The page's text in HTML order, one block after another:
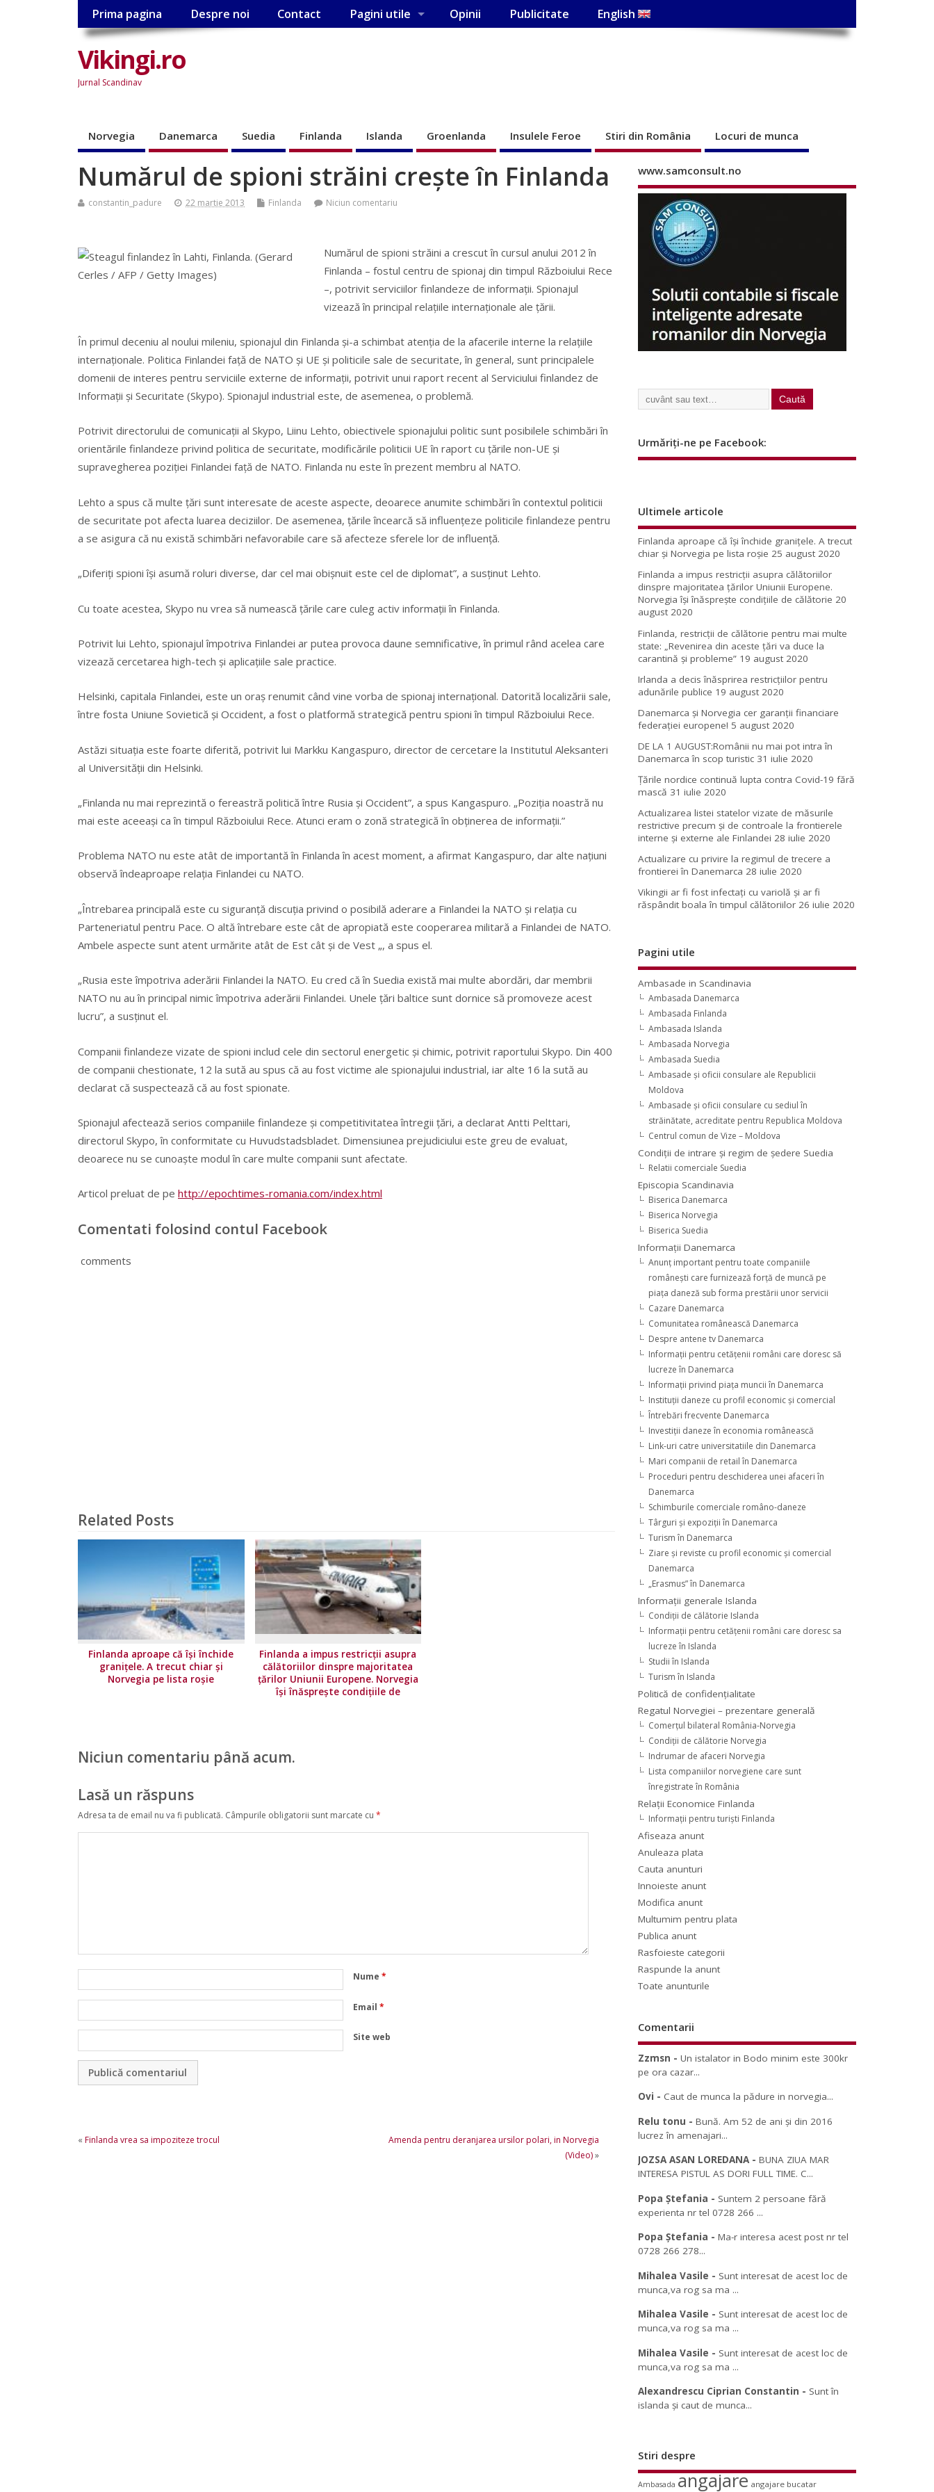
Prima pagina Despre noi Contact Pagini utile Opinii Publicitate English
Vikingi.ro
Jurnal Scandinav
Norvegia Danemarca Suedia Finlanda Islanda Groenlanda Insulele Feroe Stiri din România Locuri de munca
Numărul de spioni străini creşte în Finlanda
constantin_padure 22 martie 2013 Finlanda Niciun comentariu
Numărul de spioni străini a crescut în cursul anului 2012 în
Finlanda – fostul centru de spionaj din timpul Războiului Rece
–, potrivit serviciilor finlandeze de informaţii. Spionajul
vizează în principal relaţiile internaţionale ale ţării.
În primul deceniu al noului mileniu, spionajul din Finlanda şi-a schimbat atenţia de la afacerile interne la relaţiile
internaţionale. Politica Finlandei faţă de NATO şi UE şi politicile sale de securitate, în general, sunt principalele
domenii de interes pentru serviciile externe de informaţii, potrivit unui raport recent al Serviciului finlandez de
Informaţii şi Securitate (Skypo). Spionajul industrial este, de asemenea, o problemă.
Potrivit directorului de comunicaţii al Skypo, Liinu Lehto, obiectivele spionajului politic sunt posibilele schimbări în
orientările finlandeze privind politica de securitate, modificările politicii UE în raport cu ţările non-UE şi
supravegherea poziţiei Finlandei faţă de NATO. Finlanda nu este în prezent membru al NATO.
Lehto a spus că multe ţări sunt interesate de aceste aspecte, deoarece anumite schimbări în contextul politicii
de securitate pot afecta luarea deciziilor. De asemenea, ţările încearcă să influenţeze politicile finlandeze pentru
a se asigura că nu există schimbări nefavorabile care să afecteze sferele lor de influenţă.
„Diferiţi spioni îşi asumă roluri diverse, dar cel mai obişnuit este cel de diplomat”, a susţinut Lehto.
Cu toate acestea, Skypo nu vrea să numească ţările care culeg activ informaţii în Finlanda.
Potrivit lui Lehto, spionajul împotriva Finlandei ar putea provoca daune semnificative, în primul rând acelea care
vizează cercetarea high-tech şi aplicaţiile sale practice.
Helsinki, capitala Finlandei, este un oraş renumit când vine vorba de spionaj internaţional. Datorită localizării sale,
între fosta Uniune Sovietică şi Occident, a fost o platformă strategică pentru spioni în timpul Războiului Rece.
Astăzi situaţia este foarte diferită, potrivit lui Markku Kangaspuro, director de cercetare la Institutul Aleksanteri
al Universităţii din Helsinki.
„Finlanda nu mai reprezintă o fereastră politică între Rusia şi Occident”, a spus Kangaspuro. „Poziţia noastră nu
mai este aceeaşi ca în timpul Războiului Rece. Atunci eram o zonă strategică în obţinerea de informaţii.”
Problema NATO nu este atât de importantă în Finlanda în acest moment, a afirmat Kangaspuro, dar alte naţiuni
observă îndeaproape relaţia Finlandei cu NATO.
„Întrebarea principală este cu siguranţă discuţia privind o posibilă aderare a Finlandei la NATO şi relaţia cu
Parteneriatul pentru Pace. O altă întrebare este cât de apropiată este cooperarea militară a Finlandei de NATO.
Ambele aspecte sunt atent urmărite atât de Est cât şi de Vest „, a spus el.
„Rusia este împotriva aderării Finlandei la NATO. Eu cred că în Suedia există mai multe abordări, dar membrii
NATO nu au în principal nimic împotriva aderării Finlandei. Unele ţări baltice sunt dornice să promoveze acest
lucru”, a susţinut el.
Companii finlandeze vizate de spioni includ cele din sectorul energetic şi chimic, potrivit raportului Skypo. Din 400
de companii chestionate, 12 la sută au spus că au fost victime ale spionajului industrial, iar alte 16 la sută au
declarat că suspectează că au fost spionate.
Spionajul afectează serios companiile finlandeze şi competitivitatea întregii ţări, a declarat Antti Pelttari,
directorul Skypo, în conformitate cu Huvudstadsbladet. Dimensiunea prejudiciului este greu de evaluat,
deoarece nu se cunoaşte modul în care multe companii sunt afectate.
Articol preluat de pe http://epochtimes-romania.com/index.html
Comentati folosind contul Facebook
comments
Related Posts
Finlanda aproape că își închide
granițele. A trecut chiar și
Norvegia pe lista roșie
Finlanda a impus restricţii asupra
călătoriilor dinspre majoritatea
ţărilor Uniunii Europene. Norvegia
își înăsprește condițiile de
Niciun comentariu până acum.
Lasă un răspuns
Adresa ta de email nu va fi publicată. Câmpurile obligatorii sunt marcate cu *
Nume *
Email *
Site web
« Finlanda vrea sa impoziteze trocul
Amenda pentru deranjarea ursilor polari, in Norvegia
(Video)»
www.samconsult.no
Urmăriți-ne pe Facebook:
Ultimele articole
Finlanda aproape că își închide granițele. A trecut
chiar și Norvegia pe lista roșie 25 august 2020
Finlanda a impus restricţii asupra călătoriilor
dinspre majoritatea ţărilor Uniunii Europene.
Norvegia își înăsprește condițiile de călătorie 20
august 2020
Finlanda, restricţii de călătorie pentru mai multe
state: „Revenirea din aceste ţări va duce la
carantină şi probleme” 19 august 2020
Irlanda a decis înăsprirea restricțiilor pentru
adunările publice 19 august 2020
Danemarca și Norvegia cer garanții financiare
federației europene! 5 august 2020
DE LA 1 AUGUST:Românii nu mai pot intra în
Danemarca în scop turistic 31 iulie 2020
Țările nordice continuă lupta contra Covid-19 fără
mască 31 iulie 2020
Actualizarea listei statelor vizate de măsurile
restrictive precum și de controale la frontierele
interne și externe ale Finlandei 28 iulie 2020
Actualizare cu privire la regimul de trecere a
frontierei în Danemarca 28 iulie 2020
Vikingii ar fi fost infectaţi cu variolă şi ar fi
răspândit boala în timpul călătoriilor 26 iulie 2020
Pagini utile
Ambasade in Scandinavia
Ambasada Danemarca
Ambasada Finlanda
Ambasada Islanda
Ambasada Norvegia
Ambasada Suedia
Ambasade şi oficii consulare ale Republicii
Moldova
Ambasade şi oficii consulare cu sediul în
străinătate, acreditate pentru Republica Moldova
Centrul comun de Vize – Moldova
Condiţii de intrare şi regim de şedere Suedia
Relatii comerciale Suedia
Episcopia Scandinavia
Biserica Danemarca
Biserica Norvegia
Biserica Suedia
Informaţii Danemarca
Anunţ important pentru toate companiile
româneşti care furnizează forţă de muncă pe
piaţa daneză sub forma prestării unor servicii
Cazare Danemarca
Comunitatea românească Danemarca
Despre antene tv Danemarca
Informaţii pentru cetăţenii români care doresc să
lucreze în Danemarca
Informaţii privind piaţa muncii în Danemarca
Instituţii daneze cu profil economic şi comercial
Întrebări frecvente Danemarca
Investiţii daneze în economia românească
Link-uri catre universitatiile din Danemarca
Mari companii de retail în Danemarca
Proceduri pentru deschiderea unei afaceri în
Danemarca
Schimburile comerciale româno-daneze
Târguri şi expoziţii în Danemarca
Turism în Danemarca
Ziare şi reviste cu profil economic şi comercial
Danemarca
„Erasmus” în Danemarca
Informaţii generale Islanda
Condiţii de călătorie Islanda
Informaţii pentru cetăţenii români care doresc sa
lucreze în Islanda
Studii în Islanda
Turism în Islanda
Politică de confidențialitate
Regatul Norvegiei – prezentare generală
Comerţul bilateral România-Norvegia
Condiții de călătorie Norvegia
Indrumar de afaceri Norvegia
Lista companiilor norvegiene care sunt
înregistrate în România
Relaţii Economice Finlanda
Informaţii pentru turişti Finlanda
Afiseaza anunt
Anuleaza plata
Cauta anunturi
Innoieste anunt
Modifica anunt
Multumim pentru plata
Publica anunt
Rasfoieste categorii
Raspunde la anunt
Toate anunturile
Comentarii
Zzmsn -Un istalator in Bodo minim este 300kr
pe ora cazar...
Ovi - Caut de munca la pădure in norvegia...
Relu tonu -Bună. Am 52 de ani și din 2016
lucrez în amenajari...
JOZSA ASAN LOREDANA-BUNA ZIUA MAR
INTERESA PISTUL AS DORI FULL TIME. C...
Popa Ștefania - Suntem 2 persoane fără
experienta nr tel 0728 266 ...
Popa Ștefania -Ma-r interesa acest post nr tel
0728 266 278...
Mihalea Vasile - Sunt interesat de acest loc de
munca,va rog sa ma ...
Mihalea Vasile - Sunt interesat de acest loc de
munca,va rog sa ma ...
Mihalea Vasile - Sunt interesat de acest loc de
munca,va rog sa ma ...
Alexandrescu Ciprian Constantin - Sunt în
islanda și caut de munca...
Stiri despre
Ambasada angajare angajare bucatar